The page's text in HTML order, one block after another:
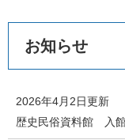
お知らせ
2026年4月2日更新
歴史民俗資料館 入